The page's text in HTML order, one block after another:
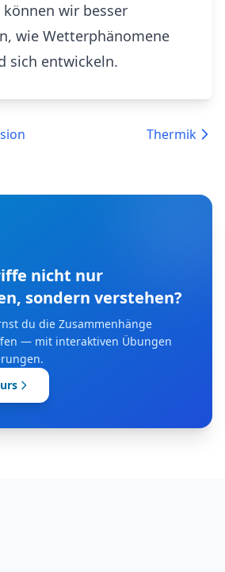
wir besser
wie Wetterphänomene
sich entwickeln.
Thermik
nicht nur
sondern verstehen?
du die Zusammenhänge
— mit interaktiven Übungen